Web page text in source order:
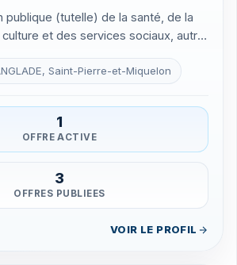
publique (tutelle) de la santé, de la
et des services sociaux, autre
Saint-Pierre-et-Miquelon
1
OFFRE ACTIVE
3
OFFRES PUBLIEES
VOIR LE PROFIL